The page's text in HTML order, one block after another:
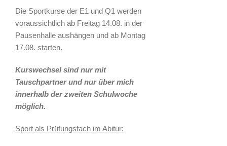
Die Sportkurse der E1 und Q1 werden
voraussichtlich ab Freitag 14.08. in der
Pausenhalle aushängen und ab Montag
17.08. starten.
Kurswechsel sind nur mit
Tauschpartner und nur über mich
innerhalb der zweiten Schulwoche
möglich.
Sport als Prüfungsfach im Abitur: